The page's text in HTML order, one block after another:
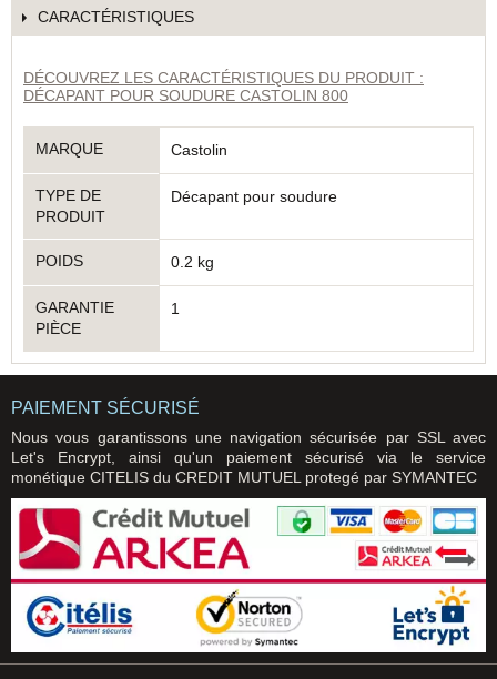
CARACTÉRISTIQUES
DÉCOUVREZ LES CARACTÉRISTIQUES DU PRODUIT :
DÉCAPANT POUR SOUDURE CASTOLIN 800
MARQUE Castolin
TYPE DE
PRODUIT
Décapant pour soudure
POIDS 0.2 kg
GARANTIE
PIÈCE
1
PAIEMENT SÉCURISÉ
Nous vous garantissons une navigation sécurisée par SSL avec
Let's Encrypt, ainsi qu'un paiement sécurisé via le service
monétique CITELIS du CREDIT MUTUEL protegé par SYMANTEC